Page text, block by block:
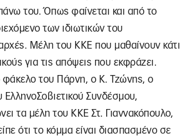
του. Όπως φαίνεται και από το
των ιδιωτικών του
Μέλη του ΚΚΕ που μαθαίνουν κάτι
για τις απόψεις που εκφράζει.
φάκελο του Πάρνη, ο Κ. Τζώνης, ο
Συνδέσμου,
τα μέλη του ΚΚΕ Στ. Γιαννακόπουλο,
ότι το κόμμα είναι διασπασμένο σε